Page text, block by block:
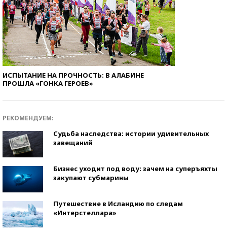
ИСПЫТАНИЕ НА ПРОЧНОСТЬ: В АЛАБИНЕ
ПРОШЛА «ГОНКА ГЕРОЕВ»
РЕКОМЕНДУЕМ:
Судьба наследства: истории удивительных
завещаний
Бизнес уходит под воду: зачем на суперъяхты
закупают субмарины
Путешествие в Исландию по следам
«Интерстеллара»